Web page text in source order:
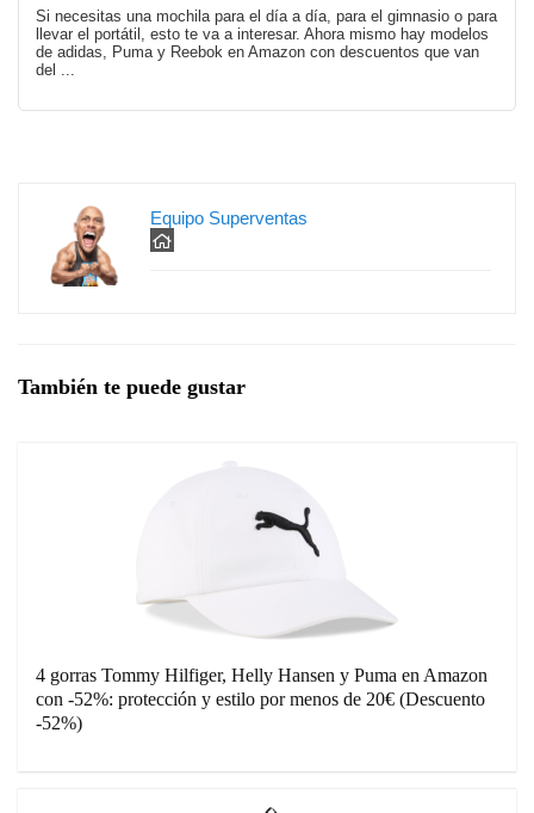
Si necesitas una mochila para el día a día, para el gimnasio o para
llevar el portátil, esto te va a interesar. Ahora mismo hay modelos
de adidas, Puma y Reebok en Amazon con descuentos que van
del ...
Equipo Superventas
También te puede gustar
4 gorras Tommy Hilfiger, Helly Hansen y Puma en Amazon
con -52%: protección y estilo por menos de 20€ (Descuento
-52%)